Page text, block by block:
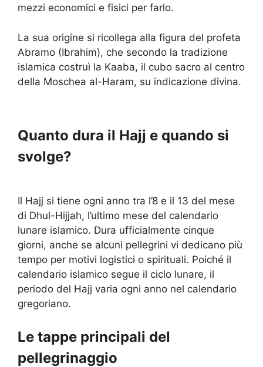
mezzi economici e fisici per farlo.
La sua origine si ricollega alla figura del profeta
Abramo (Ibrahim), che secondo la tradizione
islamica costruì la Kaaba, il cubo sacro al centro
della Moschea al-Haram, su indicazione divina.
Quanto dura il Hajj e quando si
svolge?
Il Hajj si tiene ogni anno tra l’8 e il 13 del mese
di Dhul-Hijjah, l’ultimo mese del calendario
lunare islamico. Dura ufficialmente cinque
giorni, anche se alcuni pellegrini vi dedicano più
tempo per motivi logistici o spirituali. Poiché il
calendario islamico segue il ciclo lunare, il
periodo del Hajj varia ogni anno nel calendario
gregoriano.
Le tappe principali del
pellegrinaggio